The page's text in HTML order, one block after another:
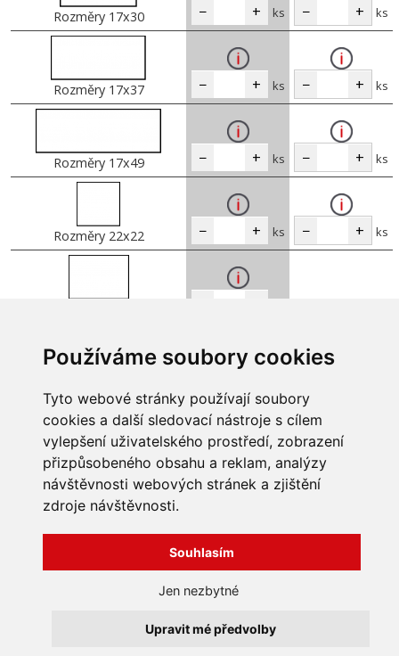
Používáme soubory cookies
Tyto webové stránky používají soubory
cookies a další sledovací nástroje s cílem
vylepšení uživatelského prostředí, zobrazení
přizpůsobeného obsahu a reklam, analýzy
návštěvnosti webových stránek a zjištění
zdroje návštěvnosti.
Souhlasím
Jen nezbytné
Upravit mé předvolby
Rozměry 17x30 − + ks − + ks
Rozměry 17x37 − + ks − + ks
Rozměry 17x49 − + ks − + ks
Rozměry 22x22 − + ks − + ks
INFORMACE
Obchodní podmínky
Zpracování a ochrana
osobních údajů
O nás
Všechna práva vyhrazena